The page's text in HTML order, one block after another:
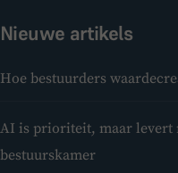
Nieuwe artikels
Hoe bestuurders
AI is prioriteit, maar levert
bestuurskamer